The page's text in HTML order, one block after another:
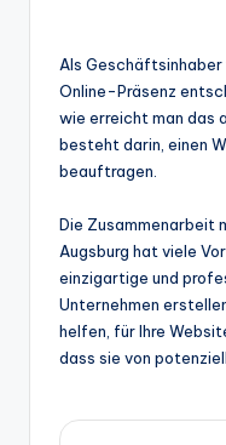
Als Geschäftsinhaber
Online-Präsenz
wie erreicht man das
besteht darin, einen
beauftragen.
Die Zusammenarbeit
Augsburg hat viele
einzigartige und
Unternehmen
helfen, für Ihre
dass sie von